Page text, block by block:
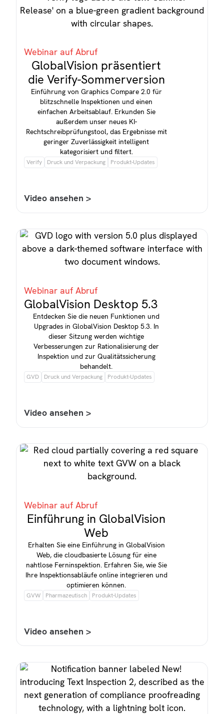
Webinar auf Abruf
GlobalVision präsentiert
die Verify-Sommerversion
Einführung von Graphics Compare 2.0 für
blitzschnelle Inspektionen und einen
einfachen Arbeitsablauf. Erkunden Sie
außerdem unser neues KI-
Rechtschreibprüfungstool, das Ergebnisse mit
geringer Zuverlässigkeit intelligent
kategorisiert und filtert.
Verify Druck und Verpackung Produkt-Updates
Video ansehen >
Webinar auf Abruf
GlobalVision Desktop 5.3
Entdecken Sie die neuen Funktionen und
Upgrades in GlobalVision Desktop 5.3. In
dieser Sitzung werden wichtige
Verbesserungen zur Rationalisierung der
Inspektion und zur Qualitätssicherung
behandelt.
GVD Druck und Verpackung Produkt-Updates
Video ansehen >
Webinar auf Abruf
Einführung in GlobalVision
Web
Erhalten Sie eine Einführung in GlobalVision
Web, die cloudbasierte Lösung für eine
nahtlose Ferninspektion. Erfahren Sie, wie Sie
Ihre Inspektionsabläufe online integrieren und
optimieren können.
GVW Pharmazeutisch Produkt-Updates
Video ansehen >